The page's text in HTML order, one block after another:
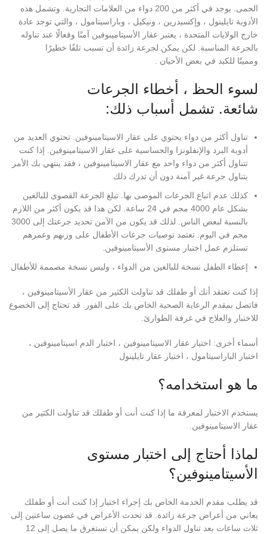
الحمى. يوجد في أكثر من 200 دواء من العلامات التجارية. وتشمل هذه
الأدوية تايلينول ، وإكسيدرين ، ونيكيل ، وباراسيتامول ، والتي توجد عادة
خارج الولايات المتحدة ، يعتبر عقار الأسيتامينوفين آمنًا وفعالًا عند تناوله
بالجرعة المناسبة. لكن يمكن لجرعة زائدة أن تسبب تلفًا خطيرًا
ومميتًا للكبد في بعض الأحيان .
لسوء الحظ ، أخطاء الجرعات
شائعة. تشمل أسباب ذلك:
تناول أكثر من دواء يحتوي على عقار الاسيتامينوفين. تحتوي العديد من
أدوية البرد والإنفلونزا والحساسية على عقار الاسيتامينوفين. إذا كنت
تتناول أكثر من دواء واحد مع عقار الاسيتامينوفين ، فقد ينتهي بك الأمر
بتناول جرعة غير آمنة دون أن تدرك ذلك
كذلك عدم اتباع الجرعات الموصى بها. تبلغ الجرعة القصوى للبالغين
بشكل عام 4000 مجم في 24 ساعة. لكن هذا قد يكون أكثر من اللازم
بالنسبة لبعض الناس. لذلك قد يكون من الآمن تحديد جرعتك إلى 3000
مجم في اليوم. تعتمد توصيات جرعات الأطفال على وزنهم وعمرهم
تستلزم عمل اختبار مستوى الأسيتامينوفين.
إعطاء الطفل نسخة للبالغين من الدواء ، وليس نسخة مصممة للأطفال
إذا كنت تعتقد أنك أو طفلك قد تناولت الكثير من عقار الأسيتامينوفين ،
فاتصل بمقدم الرعاية الصحية الخاص بك على الفور. قد تحتاج إلى الخضوع
للاختبار والعلاج في غرفة الطوارئ.
أسماء أخرى: اختبار عقار الاسيتامينوفين ، اختبار الدم اسيتامينوفين ،
اختبار الباراسيتامول ، اختبار عقار تايلينول
ما هو استخدامه؟
يستخدم الاختبار لمعرفة ما إذا كنت أنت أو طفلك قد تناولت الكثير من
عقار الاسيتامينوفين.
لماذا أحتاج إلى اختبار مستوى
الأسيتامينوفين؟
قد يطلب مقدم الخدمة الخاص بك إجراء اختبار إذا كنت أنت أو طفلك
يعاني من أعراض جرعة زائدة. قد تحدث الأعراض في غضون ساعتين إلى
ثلاث ساعات بعد تناول الدواء ولكن يمكن أن تستغرق ما يصل إلى 12